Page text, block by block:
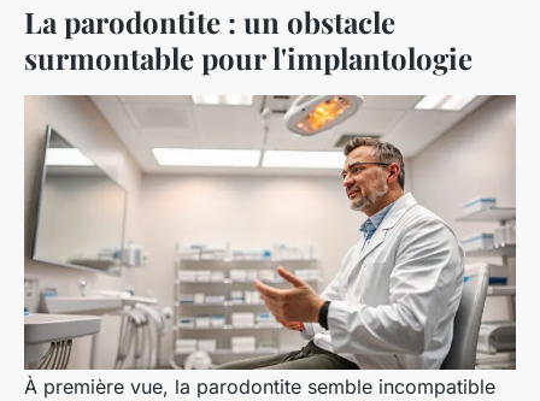
La parodontite : un obstacle
surmontable pour l'implantologie
À première vue, la parodontite semble incompatible